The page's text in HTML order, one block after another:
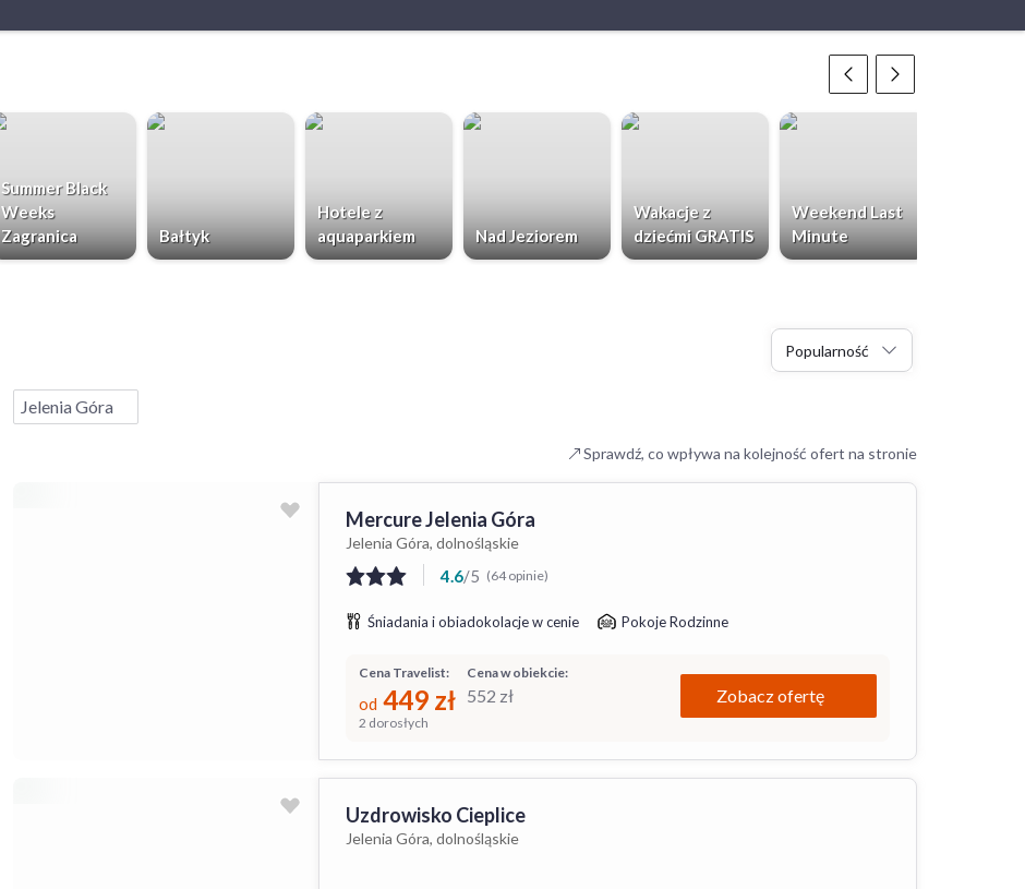
Summer Black
Weeks
Zagranica
Bałtyk
Hotele z
aquaparkiem
Nad Jeziorem
Wakacje z
dziećmi GRATIS
Weekend Last
Minute
Popularność
Jelenia Góra
Sprawdź, co wpływa na kolejność ofert na stronie
Mercure Jelenia Góra
Jelenia Góra, dolnośląskie
4.6/5 (64 opinie)
Śniadania i obiadokolacje w cenie Pokoje Rodzinne
Cena w obiekcie:
552 zł
Cena Travelist:
od 449 zł
2 dorosłych
Zobacz ofertę
Uzdrowisko Cieplice
Jelenia Góra, dolnośląskie